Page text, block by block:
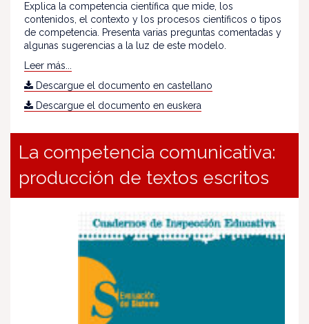
Explica la competencia científica que mide, los
contenidos, el contexto y los procesos científicos o tipos
de competencia. Presenta varias preguntas comentadas y
algunas sugerencias a la luz de este modelo.
Leer más...
Descargue el documento en castellano
Descargue el documento en euskera
La competencia comunicativa:
producción de textos escritos